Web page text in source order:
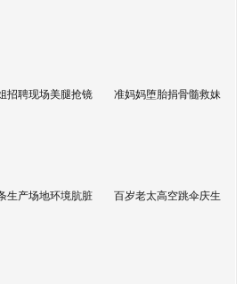
招聘现场美腿抢镜 准妈妈堕胎捐骨髓救妹
生产场地环境肮脏 百岁老太高空跳伞庆生